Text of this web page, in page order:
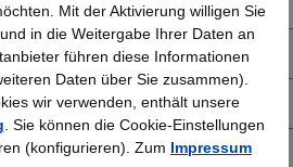
Mit der Aktivierung willigen Sie
in die Weitergabe Ihrer Daten an
führen diese Informationen
Daten über Sie zusammen).
wir verwenden, enthält unsere
. Sie können die Cookie-Einstellungen
(konfigurieren). Zum Impressum